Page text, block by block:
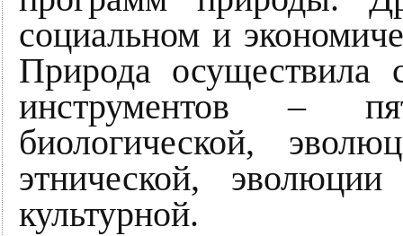
социальном и
Природа
инструментов –
биологической,
этнической,
культурной.